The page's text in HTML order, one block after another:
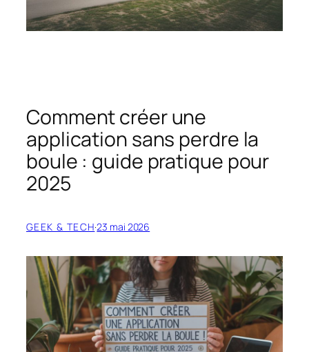
Comment créer une
application sans perdre la
boule : guide pratique pour
2025
GEEK & TECH·23 mai 2026